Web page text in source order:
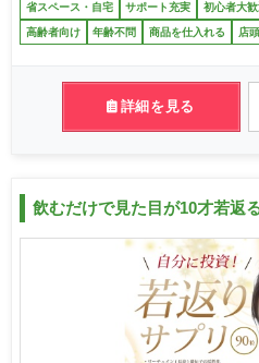
省スペース・自宅 サポート充実 初心者大歓
高齢者向け 年齢不問 商品を仕入れる 店
詳細を見る
飲むだけで見た目が10才若返